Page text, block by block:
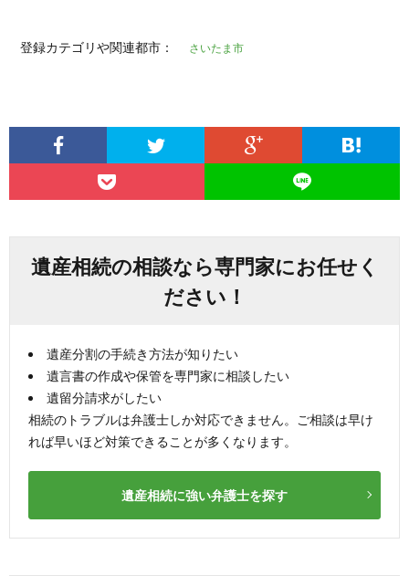
登録カテゴリや関連都市： さいたま市
遺産相続の相談なら専門家にお任せく
ださい！
遺産分割の手続き方法が知りたい
遺言書の作成や保管を専門家に相談したい
遺留分請求がしたい
相続のトラブルは弁護士しか対応できません。ご相談は早け
れば早いほど対策できることが多くなります。
遺産相続に強い弁護士を探す